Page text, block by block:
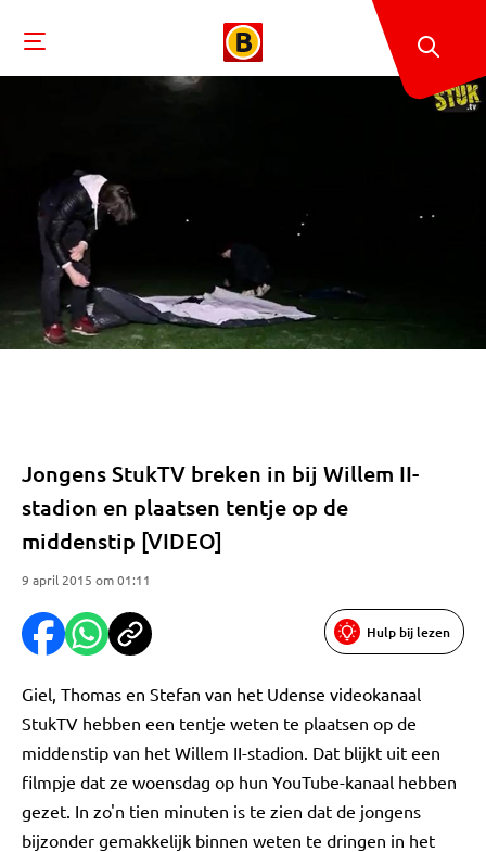
Jongens StukTV breken in bij Willem II-
stadion en plaatsen tentje op de
middenstip [VIDEO]
9 april 2015 om 01:11
Hulp bij lezen
Giel, Thomas en Stefan van het Udense videokanaal
StukTV hebben een tentje weten te plaatsen op de
middenstip van het Willem II-stadion. Dat blijkt uit een
filmpje dat ze woensdag op hun YouTube-kanaal hebben
gezet. In zo'n tien minuten is te zien dat de jongens
bijzonder gemakkelijk binnen weten te dringen in het